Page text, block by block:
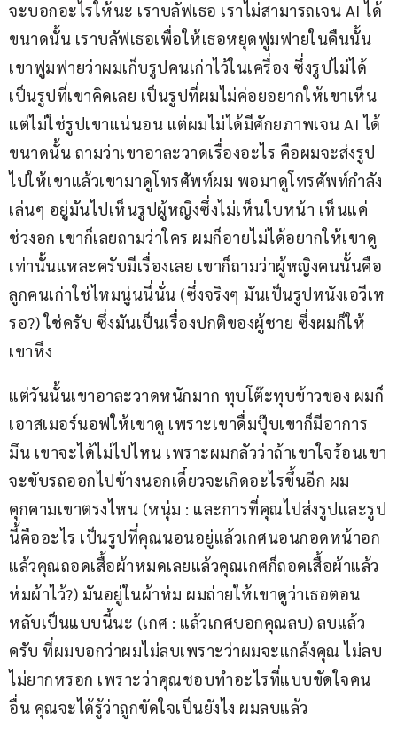
จะบอกอะไรให้นะ เราบลัฟเธอ เราไม่สามารถเจน AI ได้
ขนาดนั้น เราบลัฟเธอเพื่อให้เธอหยุดฟูมฟายในคืนนั้น
เขาฟูมฟายว่าผมเก็บรูปคนเก่าไว้ในเครื่อง ซึ่งรูปไม่ได้
เป็นรูปที่เขาคิดเลย เป็นรูปที่ผมไม่ค่อยอยากให้เขาเห็น
แต่ไม่ใช่รูปเขาแน่นอน แต่ผมไม่ได้มีศักยภาพเจน AI ได้
ขนาดนั้น ถามว่าเขาอาละวาดเรื่องอะไร คือผมจะส่งรูป
ไปให้เขาแล้วเขามาดูโทรศัพท์ผม พอมาดูโทรศัพท์กำลัง
เล่นๆ อยู่มันไปเห็นรูปผู้หญิงซึ่งไม่เห็นใบหน้า เห็นแค่
ช่วงอก เขาก็เลยถามว่าใคร ผมก็อายไม่ได้อยากให้เขาดู
เท่านั้นแหละครับมีเรื่องเลย เขาก็ถามว่าผู้หญิงคนนั้นคือ
ลูกคนเก่าใช่ไหมนู่นนี่นั่น (ซึ่งจริงๆ มันเป็นรูปหนังเอวีเห
รอ?) ใช่ครับ ซึ่งมันเป็นเรื่องปกติของผู้ชาย ซึ่งผมก็ให้
เขาหึง
แต่วันนั้นเขาอาละวาดหนักมาก ทุบโต๊ะทุบข้าวของ ผมก็
เอาสเมอร์นอฟให้เขาดู เพราะเขาดื่มปุ๊บเขาก็มีอาการ
มึน เขาจะได้ไม่ไปไหน เพราะผมกลัวว่าถ้าเขาใจร้อนเขา
จะขับรถออกไปข้างนอกเดี๋ยวจะเกิดอะไรขึ้นอีก ผม
คุกคามเขาตรงไหน (หนุ่ม : และการที่คุณไปส่งรูปและรูป
นี้คืออะไร เป็นรูปที่คุณนอนอยู่แล้วเกศนอนกอดหน้าอก
แล้วคุณถอดเสื้อผ้าหมดเลยแล้วคุณเกศก็ถอดเสื้อผ้าแล้ว
ห่มผ้าไว้?) มันอยู่ในผ้าห่ม ผมถ่ายให้เขาดูว่าเธอตอน
หลับเป็นแบบนี้นะ (เกศ : แล้วเกศบอกคุณลบ) ลบแล้ว
ครับ ที่ผมบอกว่าผมไม่ลบเพราะว่าผมจะแกล้งคุณ ไม่ลบ
ไม่ยากหรอก เพราะว่าคุณชอบทำอะไรที่แบบขัดใจคน
อื่น คุณจะได้รู้ว่าถูกขัดใจเป็นยังไง ผมลบแล้ว